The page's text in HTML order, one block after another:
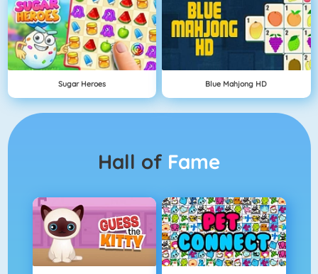
Sugar Heroes Blue Mahjong HD
Hall of Fame